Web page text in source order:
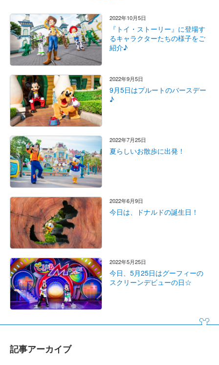
2022年10月5日
『トイ・ストーリー』に登場す
るキャラクターたちの様子をご
紹介♪
2022年9月5日
9月5日はプルートのバースデー
♪
2022年7月25日
夏らしいお散歩に出発！
2022年6月9日
今日は、ドナルドの誕生日！
2022年5月25日
今日、5月25日はグーフィーの
スクリーンデビューの日☆
記事アーカイブ